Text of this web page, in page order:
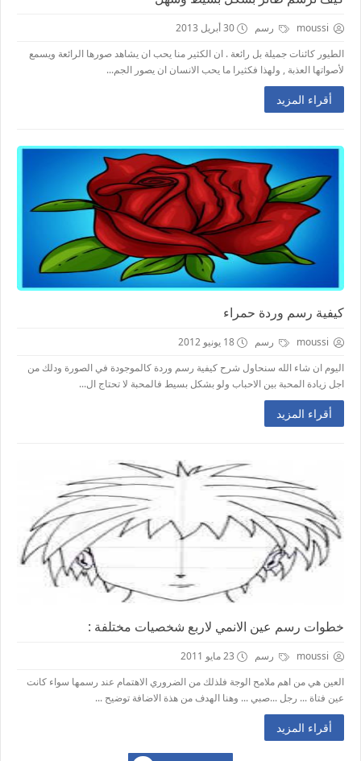
moussi رسم
30 أبريل 2013
الطيور كائنات جميلة بل رائعة . ان الكثير منا يحب ان يشاهد صورها الرائعة ويسمع
لأصواتها العذبة , ولهذا فكثيرا ما يحب الانسان ان يصور الجم...
أقراء المزيد
كيفية رسم وردة حمراء
moussi رسم
18 يونيو 2012
اليوم ان شاء الله سنحاول شرح كيفية رسم وردة كالموجودة في الصورة ودلك من
اجل زيادة المحبة بين الاحباب ولو بشكل بسيط فالمحبة لا تحتاج ال...
أقراء المزيد
خطوات رسم عين الانمي لاربع شخصيات مختلفة :
moussi رسم
23 مايو 2011
العين هي من اهم ملامح الوجة فلذلك من الضروري الاهتمام عند رسمها سواء كانت
عين فتاة ... رجل ...صبي ... وهنا الهدف من هذة الاضافة توضيح ...
أقراء المزيد